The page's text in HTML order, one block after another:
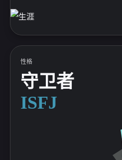
性格
守卫者
ISFJ